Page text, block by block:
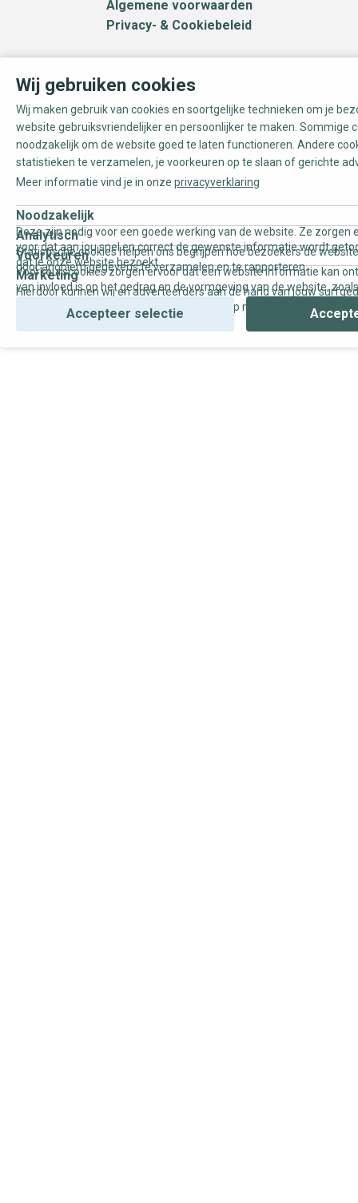
Algemene voorwaarden
Privacy- & Cookiebeleid
Wij gebruiken cookies
Wij maken gebruik van cookies en soortgelijke technieken om je
website gebruiksvriendelijker en persoonlijker te maken. Sommige
noodzakelijk om de website goed te laten functioneren. Andere
statistieken te verzamelen, je voorkeuren op te slaan of gerichte
Meer informatie vind je in onze privacyverklaring
Noodzakelijk
Deze zijn nodig voor een goede werking van de website. Ze zorgen
voor dat aan jou snel en correct de gewenste informatie wordt
dat je onze website bezoekt.
Analytisch
Statistische cookies helpen ons begrijpen hoe bezoekers de
door anoniem gegevens te verzamelen en te rapporteren.
Voorkeuren
Voorkeurscookies zorgen ervoor dat een website informatie kan
van invloed is op het gedrag en de vormgeving van de website,
Marketing
Hierdoor kunnen wij en adverteerders aan de hand van jouw
gepersonaliseerde online advertenties en op maat gemaakte
Accepteer selectie